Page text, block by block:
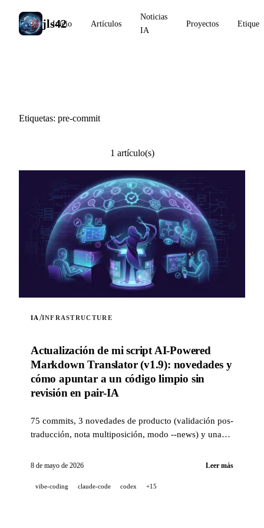
jls42
Inicio Artículos
Noticias
IA
Proyectos
Etiquetas: pre-commit
1 artículo(s)
IA /INFRASTRUCTURE
Actualización de mi script AI-Powered
Markdown Translator (v1.9): novedades y
cómo apuntar a un código limpio sin
revisión en pair-IA
75 commits, 3 novedades de producto (validación pos-
traducción, nota multiposición, modo --news) y una
revisión de PR asistida por IA) para apuntar a un
% en pair-IA.
8 de mayo de 2026 Leer más
vibe-coding claude-code codex +15